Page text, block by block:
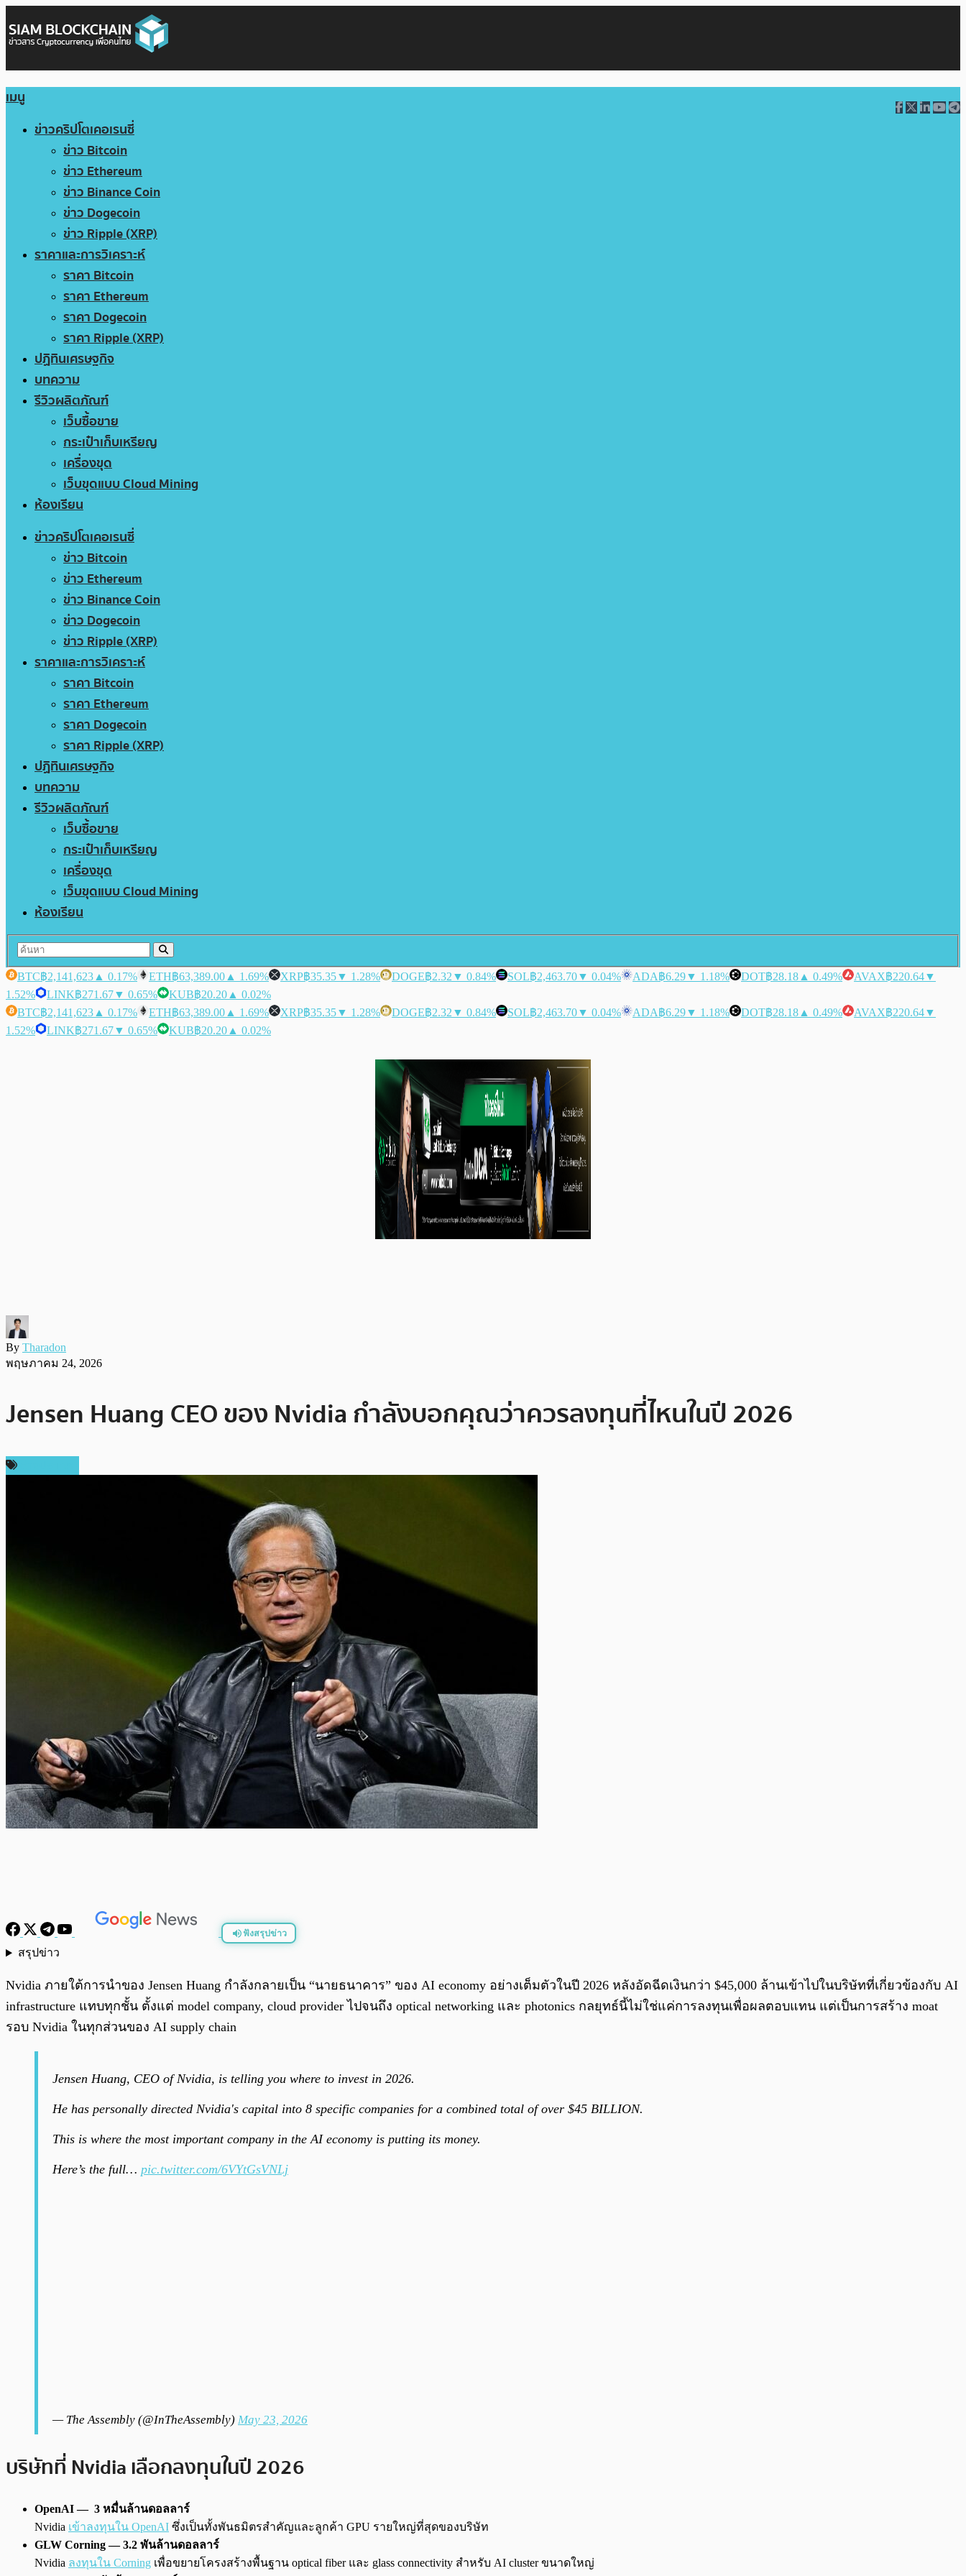
เมนู
ข่าวคริปโตเคอเรนซี่
ข่าว Bitcoin
ข่าว Ethereum
ข่าว Binance Coin
ข่าว Dogecoin
ข่าว Ripple (XRP)
ราคาและการวิเคราะห์
ราคา Bitcoin
ราคา Ethereum
ราคา Dogecoin
ราคา Ripple (XRP)
ปฏิทินเศรษฐกิจ
บทความ
รีวิวผลิตภัณฑ์
เว็บซื้อขาย
กระเป๋าเก็บเหรียญ
เครื่องขุด
เว็บขุดแบบ Cloud Mining
ห้องเรียน
ข่าวคริปโตเคอเรนซี่
ข่าว Bitcoin
ข่าว Ethereum
ข่าว Binance Coin
ข่าว Dogecoin
ข่าว Ripple (XRP)
ราคาและการวิเคราะห์
ราคา Bitcoin
ราคา Ethereum
ราคา Dogecoin
ราคา Ripple (XRP)
ปฏิทินเศรษฐกิจ
บทความ
รีวิวผลิตภัณฑ์
เว็บซื้อขาย
กระเป๋าเก็บเหรียญ
เครื่องขุด
เว็บขุดแบบ Cloud Mining
ห้องเรียน
BTC฿2,141,623 ▲ 0.17% ETH฿63,389.00 ▲ 1.69% XRP฿35.35▼ 1.28% DOGE฿2.32 ▼ 0.84% SOL฿2,463.70▼ 0.04% ADA฿6.29▼ 1.18% DOT฿28.18 ▲ 0.49% AVAX฿220.64▼
1.52%
LINK฿271.67▼ 0.65% KUB฿20.20 ▲ 0.02%
BTC฿2,141,623 ▲ 0.17% ETH฿63,389.00 ▲ 1.69% XRP฿35.35▼ 1.28% DOGE฿2.32 ▼ 0.84% SOL฿2,463.70▼ 0.04% ADA฿6.29▼ 1.18% DOT฿28.18 ▲ 0.49% AVAX฿220.64▼
1.52%
LINK฿271.67▼ 0.65% KUB฿20.20 ▲ 0.02%
By Tharadon
พฤษภาคม 24, 2026
Jensen Huang CEO ของ Nvidia กำลังบอกคุณว่าควรลงทุนที่ไหนในปี 2026
ฟังสรุปข่าว
สรุปข่าว
Nvidia ภายใต้การนำของ Jensen Huang กำลังกลายเป็น “นายธนาคาร” ของ AI economy อย่างเต็มตัวในปี 2026 หลังอัดฉีดเงินกว่า $45,000 ล้านเข้าไปในบริษัทที่เกี่ยวข้องกับ AI
infrastructure แทบทุกชั้น ตั้งแต่ model company, cloud provider ไปจนถึง optical networking และ photonics กลยุทธ์นี้ไม่ใช่แค่การลงทุนเพื่อผลตอบแทน แต่เป็นการสร้าง moat
รอบ Nvidia ในทุกส่วนของ AI supply chain
Jensen Huang, CEO of Nvidia, is telling you where to invest in 2026.
He has personally directed Nvidia's capital into 8 specific companies for a combined total of over $45 BILLION.
This is where the most important company in the AI economy is putting its money.
Here’s the full… pic.twitter.com/6VYtGsVNLj
— The Assembly (@InTheAssembly) May 23, 2026
บริษัทที่ Nvidia เลือกลงทุนในปี 2026
OpenAI — 3 หมื่นล้านดอลลาร์
Nvidia เข้าลงทุนใน OpenAI ซึ่งเป็นทั้งพันธมิตรสำคัญและลูกค้า GPU รายใหญ่ที่สุดของบริษัท
GLW Corning — 3.2 พันล้านดอลลาร์
Nvidia ลงทุนใน Corning เพื่อขยายโครงสร้างพื้นฐาน optical fiber และ glass connectivity สำหรับ AI cluster ขนาดใหญ่